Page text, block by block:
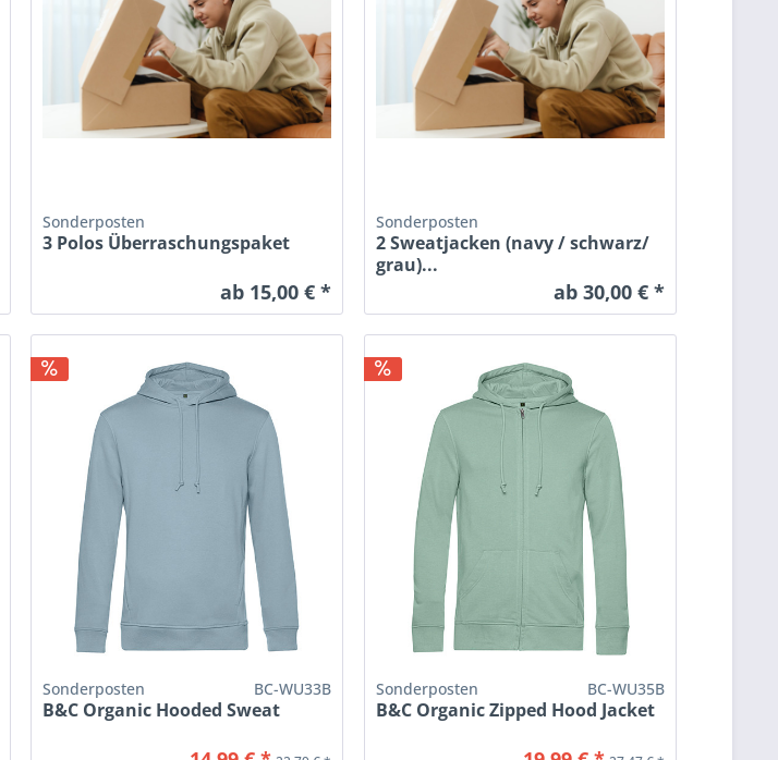
Sonderposten
3 Polos Überraschungspaket
ab 15,00 € *
Sonderposten
2 Sweatjacken (navy / schwarz/
grau)...
ab 30,00 € *
Sonderposten BC-WU33B
B&C Organic Hooded Sweat
Sonderposten BC-WU35B
B&C Organic Zipped Hood Jacket